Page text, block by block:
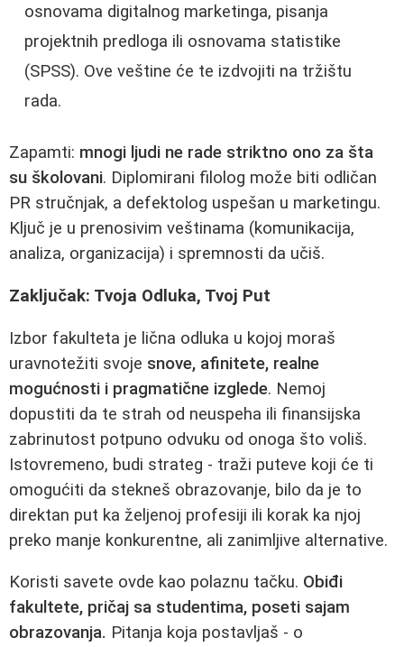
osnovama digitalnog marketinga, pisanja
projektnih predloga ili osnovama statistike
(SPSS). Ove veštine će te izdvojiti na tržištu
rada.
Zapamti: mnogi ljudi ne rade striktno ono za šta
su školovani. Diplomirani filolog može biti odličan
PR stručnjak, a defektolog uspešan u marketingu.
Ključ je u prenosivim veštinama (komunikacija,
analiza, organizacija) i spremnosti da učiš.
Zaključak: Tvoja Odluka, Tvoj Put
Izbor fakulteta je lična odluka u kojoj moraš
uravnotežiti svoje snove, afinitete, realne
mogućnosti i pragmatične izglede. Nemoj
dopustiti da te strah od neuspeha ili finansijska
zabrinutost potpuno odvuku od onoga što voliš.
Istovremeno, budi strateg - traži puteve koji će ti
omogućiti da stekneš obrazovanje, bilo da je to
direktan put ka željenoj profesiji ili korak ka njoj
preko manje konkurentne, ali zanimljive alternative.
Koristi savete ovde kao polaznu tačku. Obiđi
fakultete, pričaj sa studentima, poseti sajam
obrazovanja. Pitanja koja postavljaš - o